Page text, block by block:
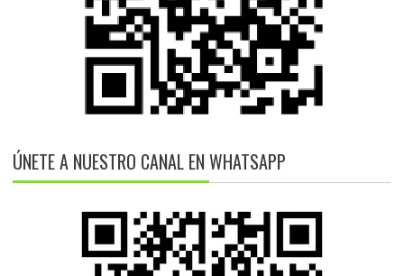
ÚNETE A NUESTRO CANAL EN WHATSAPP